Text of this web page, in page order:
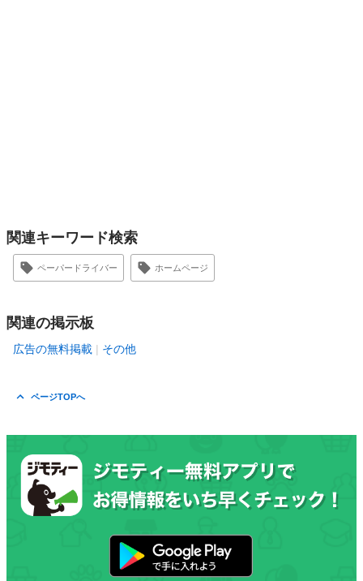
関連キーワード検索
ペーパードライバー ホームページ
関連の掲示板
広告の無料掲載 その他
ページTOPへ